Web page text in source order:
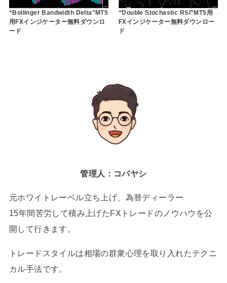
“Bollinger Bandwidth Delta”MT5
用FXインジケーター無料ダウンロ
ード
“Double Stochastic RSI”MT5用
FXインジケーター無料ダウンロー
ド
管理人：コバヤシ
元ホワイトレーベル立ち上げ、為替ディーラー
15年間苦労して積み上げたFXトレードのノウハウを公
開して行きます。
トレードスタイルは相場の群衆心理を取り入れたテクニ
カル手法です。